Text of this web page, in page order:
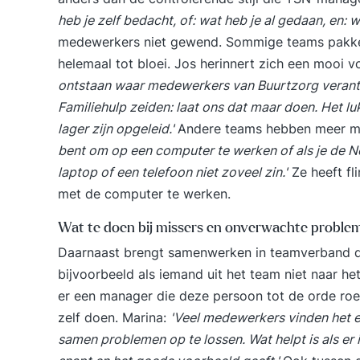
heb je zelf bedacht, of: wat heb je al gedaan, en:
medewerkers niet gewend. Sommige teams
helemaal tot bloei. Jos herinnert zich een mooi
ontstaan waar medewerkers van Buurtzorg
Familiehulp zeiden: laat ons dat maar doen. Het
lager zijn opgeleid.'Andere teams hebben meer
bent om op een computer te werken of als je de
laptop of een telefoon niet zoveel zin.'Ze heeft
met de computer te werken.
Wat te doen bij missers en onverwachte
Daarnaast brengt samenwerken in
bijvoorbeeld als iemand uit het team niet naar
er een manager die deze persoon tot de orde
zelf doen. Marina: 'Veel medewerkers vinden het
samen problemen op te lossen. Wat helpt is als